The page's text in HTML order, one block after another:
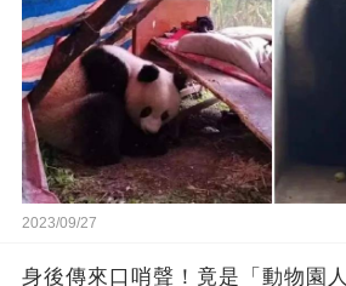
2023/09/27
身後傳來口哨聲！竟是「動物園